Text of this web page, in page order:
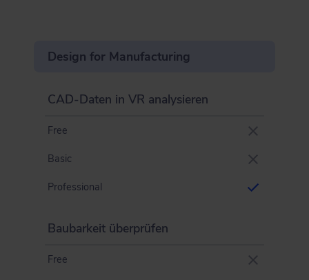
Design for Manufacturing
CAD-Daten in VR analysieren
Free
Basic
Professional
Baubarkeit überprüfen
Free